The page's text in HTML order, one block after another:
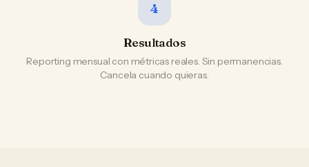
4
Resultados
Reporting mensual con métricas reales. Sin permanencias.
Cancela cuando quieras.